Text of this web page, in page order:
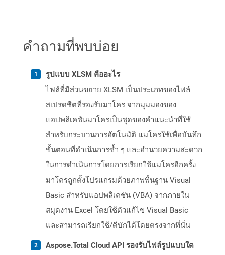
คำถามที่พบบ่อย
รูปแบบ XLSM คืออะไร
ไฟล์ที่มีส่วนขยาย XLSM เป็นประเภทของไฟล์
สเปรดชีตที่รองรับมาโคร จากมุมมองของ
แอปพลิเคชันมาโครเป็นชุดของคำแนะนำที่ใช้
สำหรับกระบวนการอัตโนมัติ แมโครใช้เพื่อบันทึก
ขั้นตอนที่ดำเนินการซ้ำ ๆ และอำนวยความสะดวก
ในการดำเนินการโดยการเรียกใช้แมโครอีกครั้ง
มาโครถูกตั้งโปรแกรมด้วยภาพพื้นฐาน Visual
Basic สำหรับแอปพลิเคชัน (VBA) จากภายใน
สมุดงาน Excel โดยใช้ตัวแก้ไข Visual Basic
และสามารถเรียกใช้/ดีบักได้โดยตรงจากที่นั่น
Aspose.Total Cloud API รองรับไฟล์รูปแบบใด